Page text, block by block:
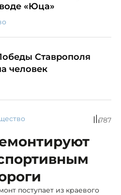
«Юца»
Ставрополя
человек
787
поступает из краевого